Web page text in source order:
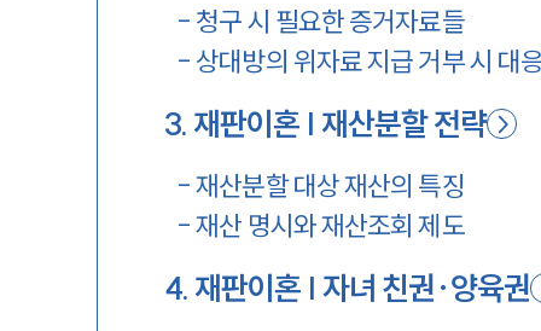
- 청구 시 필요한 증거자료들
- 상대방의 위자료 지급 거부 시 대
3.재판이혼 | 재산분할 전략
-재산분할 대상 재산의 특징
-재산 명시와 재산조회 제도
4.재판이혼 | 자녀 친권·양육권